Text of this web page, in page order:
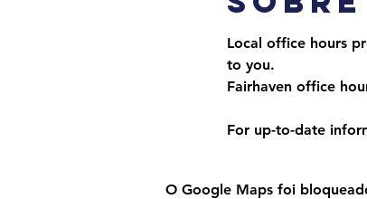
Local office hours
to you.
Fairhaven office
For up-to-date
O Google Maps foi